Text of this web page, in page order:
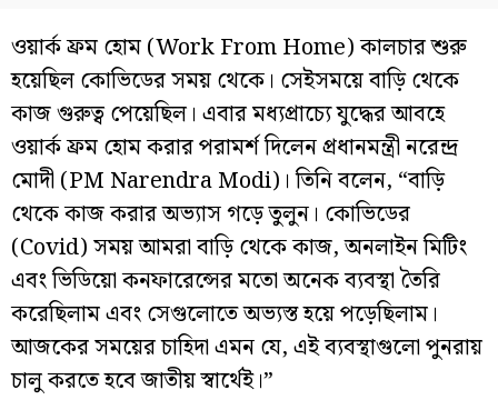
ওয়ার্ক ফ্রম হোম (Work From Home) কালচার শুরু
হয়েছিল কোভিডের সময় থেকে। সেইসময়ে বাড়ি থেকে
কাজ গুরুত্ব পেয়েছিল। এবার মধ্যপ্রাচ্যে যুদ্ধের আবহে
ওয়ার্ক ফ্রম হোম করার পরামর্শ দিলেন প্রধানমন্ত্রী নরেন্দ্র
মোদী (PM Narendra Modi)। তিনি বলেন, “বাড়ি
থেকে কাজ করার অভ্যাস গড়ে তুলুন। কোভিডের
(Covid) সময় আমরা বাড়ি থেকে কাজ, অনলাইন মিটিং
এবং ভিডিয়ো কনফারেন্সের মতো অনেক ব্যবস্থা তৈরি
করেছিলাম এবং সেগুলোতে অভ্যস্ত হয়ে পড়েছিলাম।
আজকের সময়ের চাহিদা এমন যে, এই ব্যবস্থাগুলো পুনরায়
চালু করতে হবে জাতীয় স্বার্থেই।”